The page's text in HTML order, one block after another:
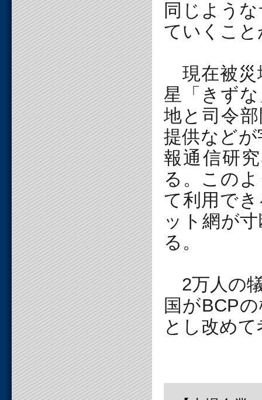
同じよう
ていくこ
現在被災
星「きず
地と司令
提供など
報通信研
る。この
て利用で
ット網が
る。
2万人の
国がBCP
とし改め